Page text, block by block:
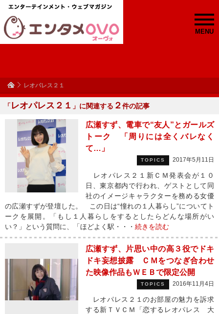
MENU
レオパレス２１
「レオパレス２１ 」に関連する ２件の記事
広瀬すず、電車で“友人”とガールズ
トーク 「周りには全くバレなく
て…」
TOPICS 2017年5月11日
レオパレス２１新ＣＭ発表会が１０
日、東京都内で行われ、ゲストとして同
社のイメージキャラクターを務める女優
の広瀬すずが登壇した。 この日は“憧れの１人暮らし”についてト
ークを展開。「もし１人暮らしをするとしたらどんな場所がい
い？」という質問に、「ほどよく駅・・・ 続きを読む
広瀬すず、片思い中の高３役でドキ
ドキ妄想披露 ＣＭをつなぎ合わせ
た映像作品もＷＥＢで限定公開
TOPICS 2016年11月4日
レオパレス２１のお部屋の魅力を訴求
する新ＴＶＣＭ「恋するレオパレス 大